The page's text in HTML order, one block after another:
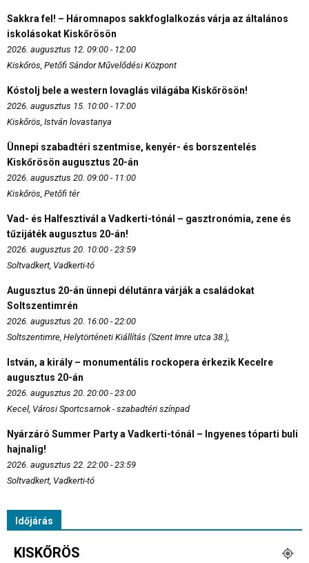
Sakkra fel! – Háromnapos sakkfoglalkozás várja az általános
iskolásokat Kiskőrösön
2026. augusztus 12. 09:00 - 12:00
Kiskőrös, Petőfi Sándor Művelődési Központ
Kóstolj bele a western lovaglás világába Kiskőrösön!
2026. augusztus 15. 10:00 - 17:00
Kiskőrös, István lovastanya
Ünnepi szabadtéri szentmise, kenyér- és borszentelés
Kiskőrösön augusztus 20-án
2026. augusztus 20. 09:00 - 11:00
Kiskőrös, Petőfi tér
Vad- és Halfesztivál a Vadkerti-tónál – gasztronómia, zene és
tűzijáték augusztus 20-án!
2026. augusztus 20. 10:00 - 23:59
Soltvadkert, Vadkerti-tó
Augusztus 20-án ünnepi délutánra várják a családokat
Soltszentimrén
2026. augusztus 20. 16:00 - 22:00
Soltszentimre, Helytörténeti Kiállítás (Szent Imre utca 38.),
István, a király – monumentális rockopera érkezik Kecelre
augusztus 20-án
2026. augusztus 20. 20:00 - 23:00
Kecel, Városi Sportcsarnok - szabadtéri színpad
Nyárzáró Summer Party a Vadkerti-tónál – Ingyenes tóparti buli
hajnalig!
2026. augusztus 22. 22:00 - 23:59
Soltvadkert, Vadkerti-tó
Időjárás
KISKŐRÖS